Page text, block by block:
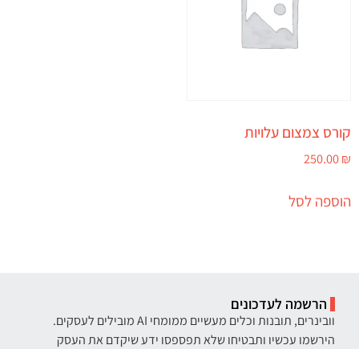
קורס צמצום עלויות
250.00₪
הוספה לסל
הרשמה לעדכונים
וובינרים, תובנות וכלים מעשיים ממומחי AI מובילים לעסקים.
הירשמו עכשיו ותבטיחו שלא תפספסו ידע שיקדם את העסק